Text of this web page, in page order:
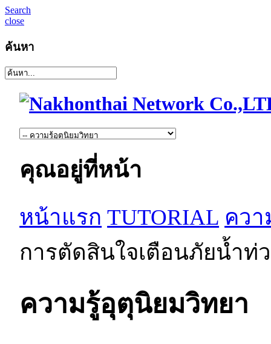
Search
close
ค้นหา
คุณอยู่ที่หน้า
หน้าแรก TUTORIAL คว
การตัดสินใจเตือนภัยน้ำท่
ความรู้อุตุนิยมวิทยา